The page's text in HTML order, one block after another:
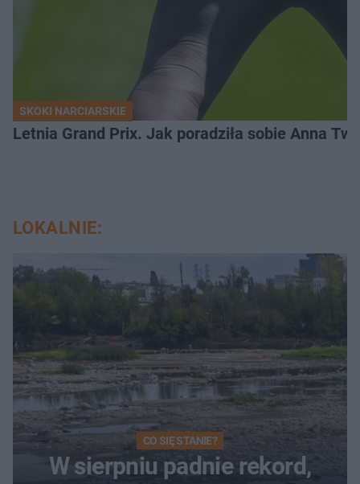
SKOKI NARCIARSKIE
Letnia Grand Prix. Jak poradziła sobie Anna
LOKALNIE:
CO SIĘ STANIE?
W sierpniu padnie rekord,